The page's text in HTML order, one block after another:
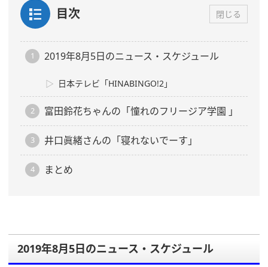
目次 閉じる
2019年8月5日のニュース・スケジュール
日本テレビ「HINABINGO!2」
富田鈴花ちゃんの「憧れのフリージア学園 」
井口眞緒さんの「寝れないでーす」
まとめ
2019年8月5日のニュース・スケジュール